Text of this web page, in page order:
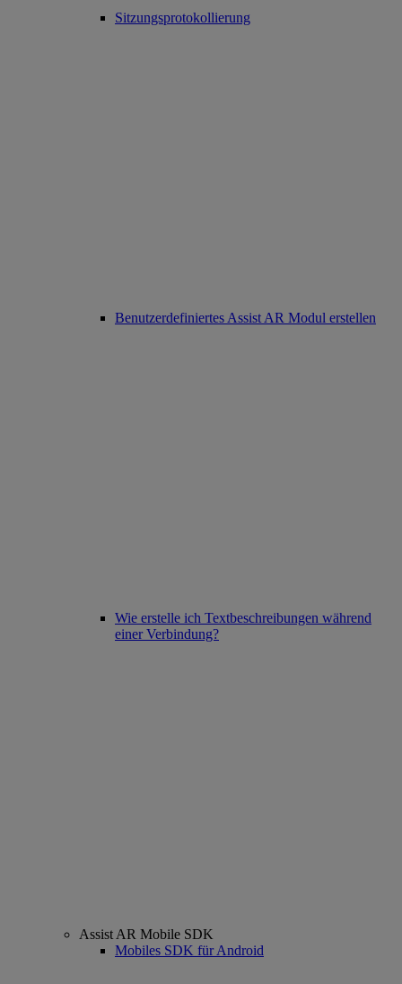
Sitzungsprotokollierung
Benutzerdefiniertes Assist AR Modul erstellen
Wie erstelle ich Textbeschreibungen während
einer Verbindung?
Assist AR Mobile SDK
Mobiles SDK für Android